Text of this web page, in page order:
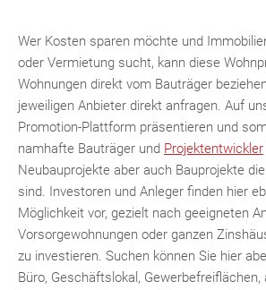
Wer Kosten sparen möchte und
oder Vermietung sucht, kann diese
Wohnungen direkt vom Bauträger
jeweiligen Anbieter direkt anfragen. Auf
Promotion-Plattform präsentieren und
namhafte Bauträger und Projektentwickler
Neubauprojekte aber auch Bauprojekte
sind. Investoren und Anleger finden hier
Möglichkeit vor, gezielt nach geeigneten
Vorsorgewohnungen oder ganzen
zu investieren. Suchen können Sie hier
Büro, Geschäftslokal,